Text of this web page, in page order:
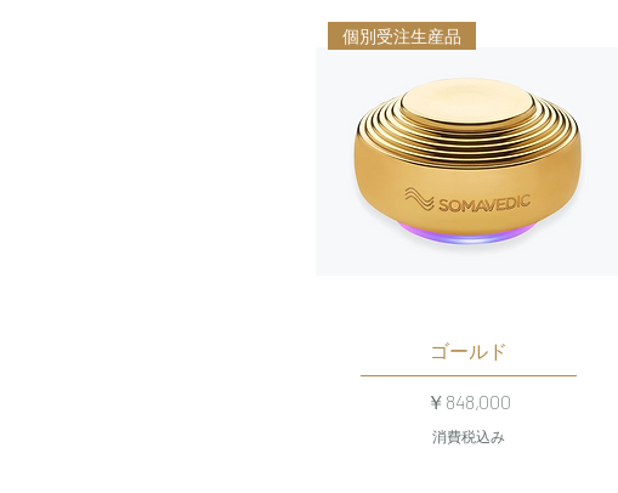
個別受注生産品
ゴールド
価格
￥848,000
消費税込み